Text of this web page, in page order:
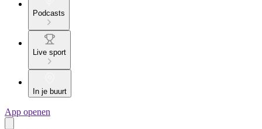
Podcasts
Live sport
In je buurt
App openen